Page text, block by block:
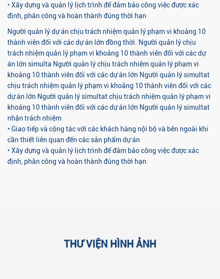
• Xây dựng và quản lý lịch trình để đảm bảo công việc được xác
định, phân công và hoàn thành đúng thời hạn
Người quản lý dự án chịu trách nhiệm quản lý phạm vi khoảng 10
thành viên đối với các dự án lớn đồng thời. Người quản lý chịu
trách nhiệm quản lý phạm vi khoảng 10 thành viên đối với các dự
án lớn simulta Người quản lý chịu trách nhiệm quản lý phạm vi
khoảng 10 thành viên đối với các dự án lớn Người quản lý simultat
chịu trách nhiệm quản lý phạm vi khoảng 10 thành viên đối với các
dự án lớn Người quản lý simultat chịu trách nhiệm quản lý phạm vi
khoảng 10 thành viên đối với các dự án lớn Người quản lý simultat
nhận trách nhiệm
• Giao tiếp và cộng tác với các khách hàng nội bộ và bên ngoài khi
cần thiết liên quan đến các sản phẩm dự án
• Xây dựng và quản lý lịch trình để đảm bảo công việc được xác
định, phân công và hoàn thành đúng thời hạn
THƯ VIỆN HÌNH ẢNH